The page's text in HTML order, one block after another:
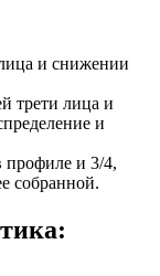
и снижении
трети лица и
и
профиле и 3/4,
собранной.